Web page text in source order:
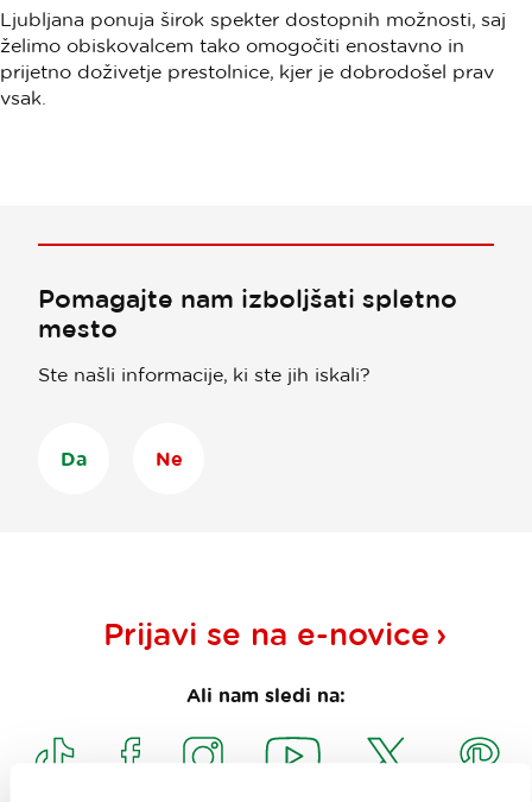
Ljubljana ponuja širok spekter dostopnih možnosti, saj
želimo obiskovalcem tako omogočiti enostavno in
prijetno doživetje prestolnice, kjer je dobrodošel prav
vsak.
Pomagajte nam izboljšati spletno
mesto
Ste našli informacije, ki ste jih iskali?
Da Ne
Prijavi se na e-novice
Ali nam sledi na: